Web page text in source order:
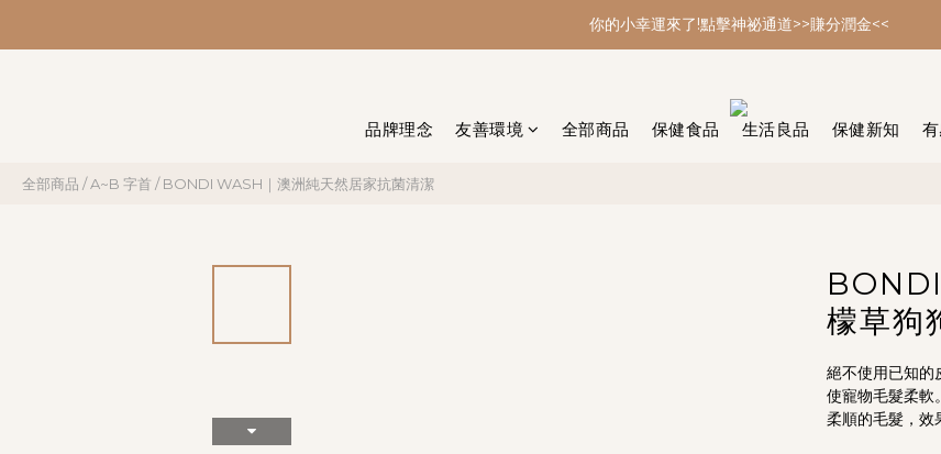
你的小幸運來了!點擊神祕通道>>賺分潤金<<
你的小幸運來了!點擊神祕通道>>賺分潤金<<
你的小幸運來了!點擊神祕通道>>賺分潤金<<
品牌理念 友善環境 全部商品 保健食品 生活良品 保健新知
全部商品 /A~B 字首 /BONDI WASH｜澳洲純天然居家抗菌清潔
檬草狗
絕不使用已知的
使寵物毛髮柔軟
柔順的毛髮，效